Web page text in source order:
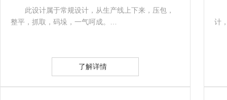
此设计属于常规设计，从生产线上下来，压包，
整平，抓取，码垛，一气呵成。…
了解详情
计